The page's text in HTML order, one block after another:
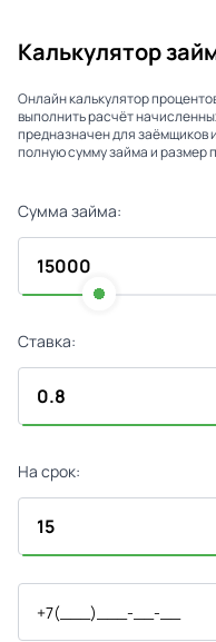
Калькулятор
Онлайн калькулятор
выполнить расчёт
предназначен для заёмщиков
полную сумму займа и размер
Сумма займа:
Ставка:
На срок: